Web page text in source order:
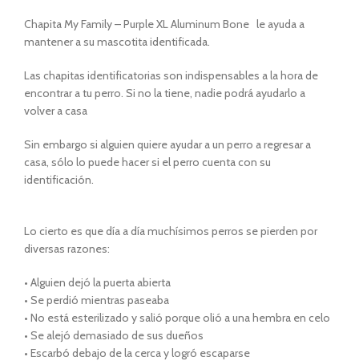
Chapita My Family – Purple XL Aluminum Bone le ayuda a
mantener a su mascotita identificada.
Las chapitas identificatorias son indispensables a la hora de
encontrar a tu perro. Si no la tiene, nadie podrá ayudarlo a
volver a casa
Sin embargo si alguien quiere ayudar a un perro a regresar a
casa, sólo lo puede hacer si el perro cuenta con su
identificación.
Lo cierto es que dí­a a dí­a muchí­simos perros se pierden por
diversas razones:
• Alguien dejó la puerta abierta
• Se perdió mientras paseaba
• No está esterilizado y salió porque olió a una hembra en celo
• Se alejó demasiado de sus dueños
• Escarbó debajo de la cerca y logró escaparse